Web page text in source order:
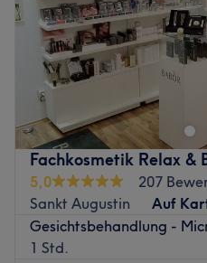
Sonntag
Termine auch über 0152-
Brillante Haare und eine
das bekommst du bei
Marktplatz 26. Hier wirst du
Belgin und ihrem Team
verwöhnt. Buche dir deinen
einfach und super fix mit
Hennef!
Seit drei Jahren werden die
Fachkosmetik Relax &
5,0
207
Sankt Augustin
Auf
Gesichtsbehandlung -
1 Std.